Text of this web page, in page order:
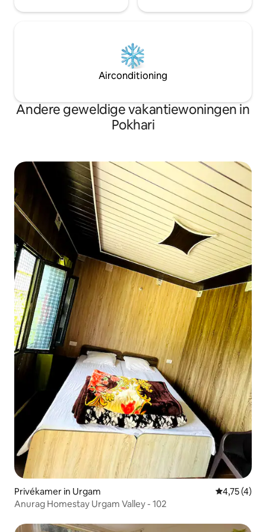
Airconditioning
Andere geweldige vakantiewoningen in
Pokhari
Privékamer in Urgam
4,75 (4)
Anurag Homestay Urgam Valley - 102